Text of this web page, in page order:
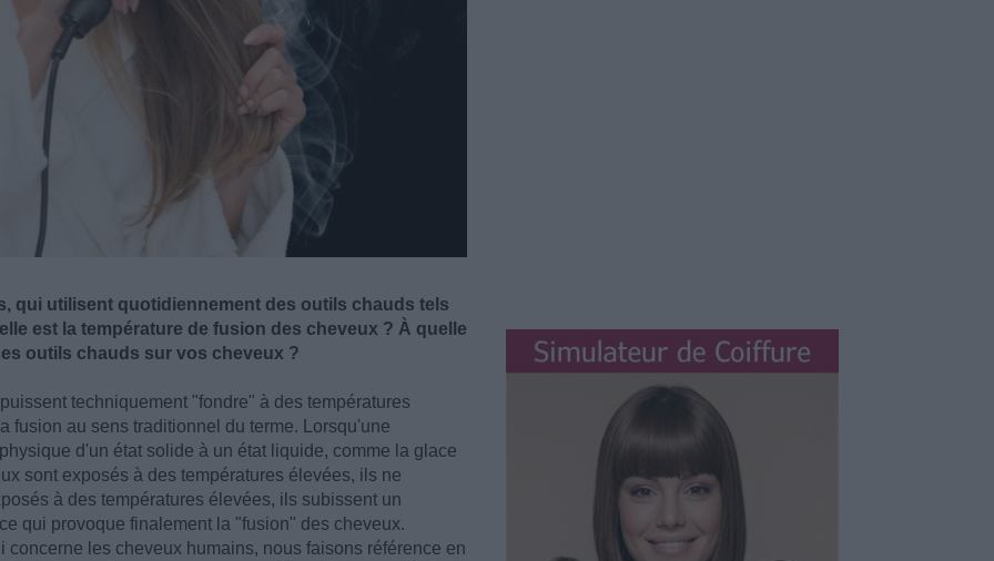
qui utilisent quotidiennement des outils chauds tels
est la température de fusion des cheveux ? À quelle
outils chauds sur vos cheveux ?
techniquement "fondre" à des températures
fusion au sens traditionnel du terme. Lorsqu'une
d'un état solide à un état liquide, comme la glace
sont exposés à des températures élevées, ils ne
à des températures élevées, ils subissent un
qui provoque finalement la "fusion" des cheveux.
concerne les cheveux humains, nous faisons référence en